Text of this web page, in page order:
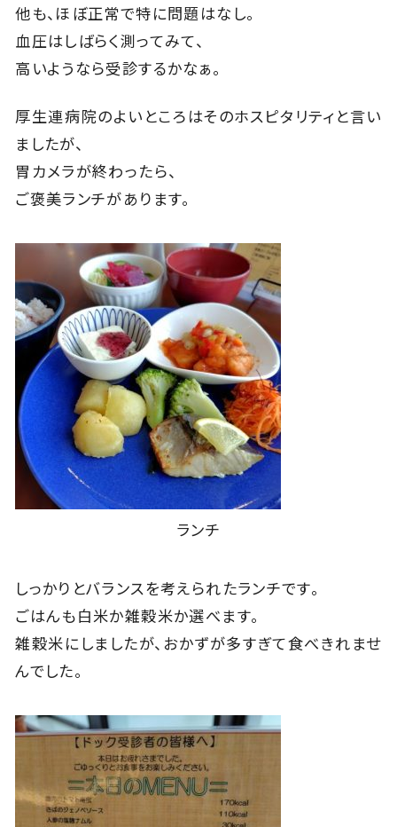
他も、ほぼ正常で特に問題はなし。
血圧はしばらく測ってみて、
高いようなら受診するかなぁ。
厚生連病院のよいところはそのホスピタリティと言い
ましたが、
胃カメラが終わったら、
ご褒美ランチがあります。
ランチ
しっかりとバランスを考えられたランチです。
ごはんも白米か雑穀米か選べます。
雑穀米にしましたが、おかずが多すぎて食べきれませ
んでした。